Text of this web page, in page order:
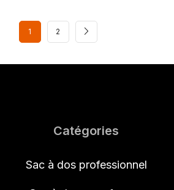
1 2
Catégories
Sac à dos professionnel